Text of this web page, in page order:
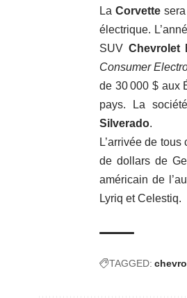
La Corvettesera
électrique.
SUV Chevrolet
Consumer
de 30 000 $ aux
pays. La
Silverado.
L’arrivée de
de dollars de
américain de
Lyriq et Celestiq.
TAGGED: